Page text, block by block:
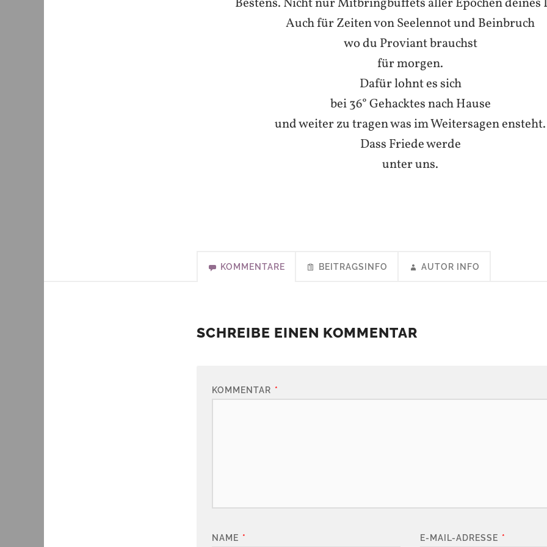
Auch für Zeiten von Seelennot und Beinbruch
wo du Proviant brauchst
für morgen.
Dafür lohnt es sich
bei 36° Gehacktes nach Hause
und weiter zu tragen was im Weitersagen ensteht.
Dass Friede werde
unter uns.
KOMMENTARE BEITRAGSINFO AUTOR INFO
SCHREIBE EINEN KOMMENTAR
KOMMENTAR *
NAME * E-MAIL-ADRESSE *